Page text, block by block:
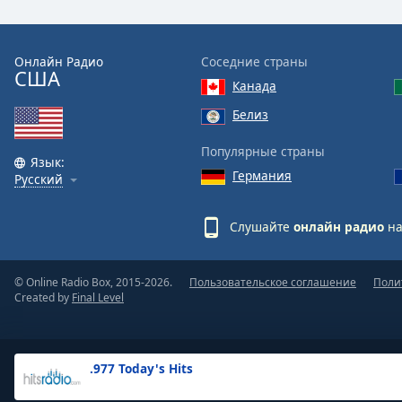
Text
Opacity
Background
.977 Today's Hits
Онлайн Радио
США
Язык:
Русский
Соседние страны
Канада
Белиз
Популярные страны
Германия
Слушайте онлайн радио
© Online Radio Box, 2015-2026.
Created by Final Level
Пользовательское соглашение